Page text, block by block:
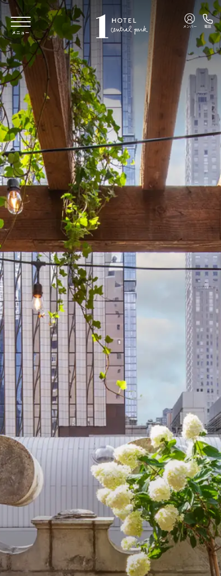
本文へスキップ
メニュー
メンバー 電話